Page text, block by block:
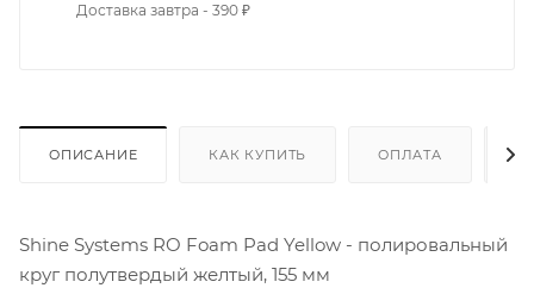
Доставка завтра - 390 ₽
ОПИСАНИЕ КАК КУПИТЬ ОПЛАТА
Shine Systems RO Foam Pad Yellow - полировальный
круг полутвердый желтый, 155 мм